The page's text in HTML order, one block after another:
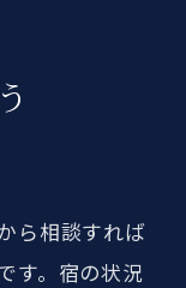
ら相談すれば
す。宿の状況